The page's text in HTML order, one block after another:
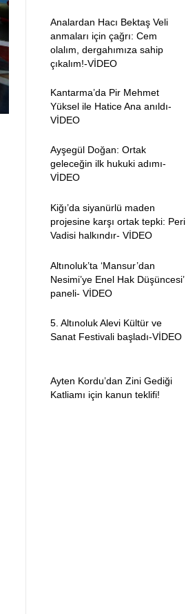
Analardan Hacı Bektaş Veli
anmaları için çağrı: Cem
olalım, dergahımıza sahip
çıkalım!-VİDEO
Kantarma’da Pir Mehmet
Yüksel ile Hatice Ana anıldı-
VİDEO
Ayşegül Doğan: Ortak
geleceğin ilk hukuki adımı-
VİDEO
Kiğı’da siyanürlü maden
projesine karşı ortak tepki: Peri
Vadisi halkındır- VİDEO
Altınoluk’ta ‘Mansur’dan
Nesimi’ye Enel Hak Düşüncesi’
paneli- VİDEO
5. Altınoluk Alevi Kültür ve
Sanat Festivali başladı-VİDEO
Ayten Kordu’dan Zini Gediği
Katliamı için kanun teklifi!